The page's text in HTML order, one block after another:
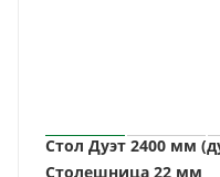
Стол Дуэт 2400 мм
Столешница 22 мм